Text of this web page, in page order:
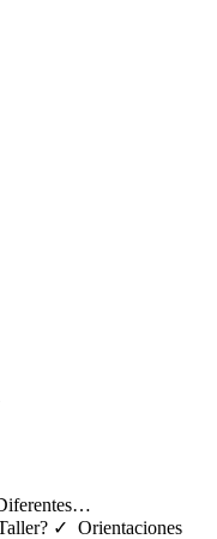
✓ Orientaciones